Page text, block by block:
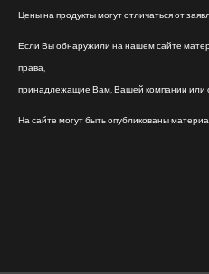
Цены на продукты могут отличаться от
Если Вы обнаружили на нашем сайте
права,
принадлежащие Вам, Вашей компании или
На сайте могут быть опубликованы